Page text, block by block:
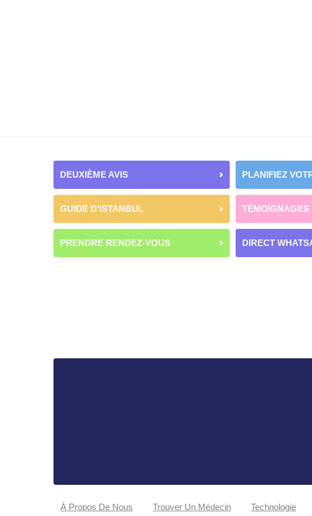
DEUXIÈME AVIS PLANIFIEZ
GUIDE D'ISTANBUL TÉMOIGNAGES
PRENDRE RENDEZ-VOUS DIRECT
À Propos De Nous Trouver Un Médecin Technologie